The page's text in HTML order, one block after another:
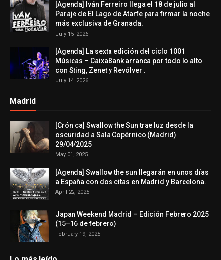
[Agenda] Iván Ferreiro llega el 18 de julio al
Paraje de El Lago de Atarfe para firmar la noche
más exclusiva de Granada.
July 15, 2026
[Agenda] La sexta edición del ciclo 1001
Músicas – CaixaBank arranca por todo lo alto
con Sting, Zenet y Revólver .
July 14, 2026
Madrid
[Crónica] Swallow the Sun trae luz desde la
oscuridad a Sala Copérnico (Madrid)
29/04/2025
May 01, 2025
[Agenda] Swallow the sun llegarán en unos días
a España con dos citas en Madrid y Barcelona.
April 22, 2025
Japan Weekend Madrid – Edición Febrero 2025
(15–16 de febrero)
February 19, 2025